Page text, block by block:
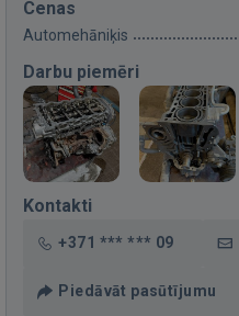
Cenas
Automehāniķis
Darbu piemēri
Kontakti
+371 *** *** 09
Piedāvāt pasūtījumu